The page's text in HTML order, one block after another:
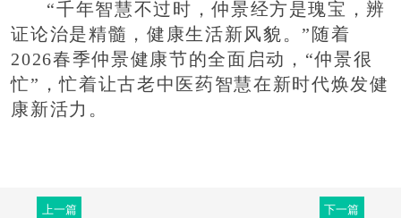
“千年智慧不过时，仲景经方是瑰宝，辨
证论治是精髓，健康生活新风貌。”随着
2026春季仲景健康节的全面启动，“仲景很
忙”，忙着让古老中医药智慧在新时代焕发健
康新活力。
上一篇 下一篇